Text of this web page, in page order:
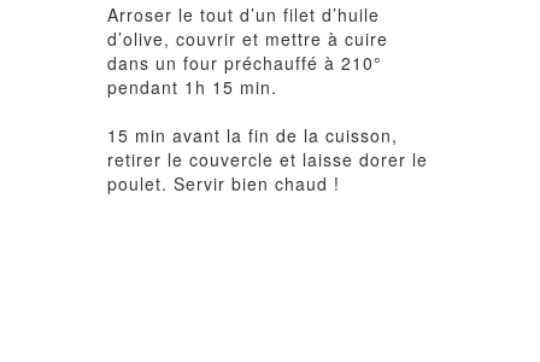
Arroser le tout d’un filet d’huile
d’olive, couvrir et mettre à cuire
dans un four préchauffé à 210°
pendant 1h 15 min.
15 min avant la fin de la cuisson,
retirer le couvercle et laisse dorer le
poulet. Servir bien chaud !